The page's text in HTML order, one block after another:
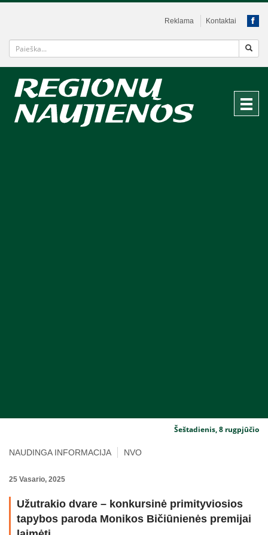
Reklama Kontaktai
Šeštadienis, 8 rugpjūčio
NAUDINGA INFORMACIJA NVO
25 Vasario, 2025
Užutrakio dvare – konkursinė primityviosios
tapybos paroda Monikos Bičiūnienės premijai